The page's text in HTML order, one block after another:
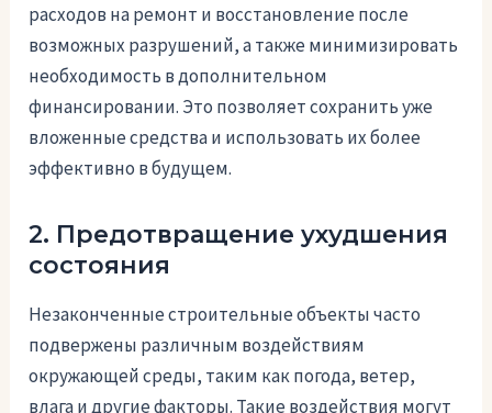
расходов на ремонт и восстановление после
возможных разрушений, а также минимизировать
необходимость в дополнительном
финансировании. Это позволяет сохранить уже
вложенные средства и использовать их более
эффективно в будущем.
2. Предотвращение ухудшения
состояния
Незаконченные строительные объекты часто
подвержены различным воздействиям
окружающей среды, таким как погода, ветер,
влага и другие факторы. Такие воздействия могут